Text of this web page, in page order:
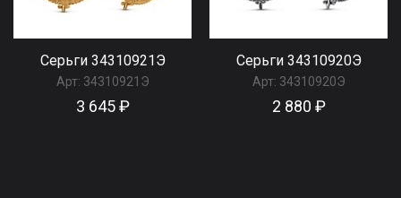
Серьги 34310921Э
Арт: 34310921Э
3 645 ₽
Серьги 34310920Э
Арт: 34310920Э
2 880 ₽